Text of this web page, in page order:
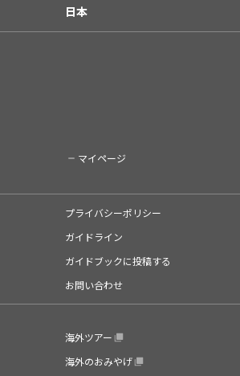
日本
マイページ
プライバシーポリシー
ガイドライン
ガイドブックに投稿する
お問い合わせ
海外ツアー
海外のおみやげ